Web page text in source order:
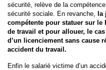
sécurité, relève de la
sécurité sociale. En revanche, la
compétente pour statuer sur
de travail et pour allouer, le
d’un licenciement sans cause
accident du travail.
Enfin le salarié victime d’un